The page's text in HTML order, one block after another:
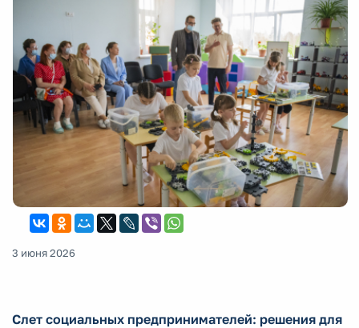
3 июня 2026
Слет социальных предпринимателей: решения для